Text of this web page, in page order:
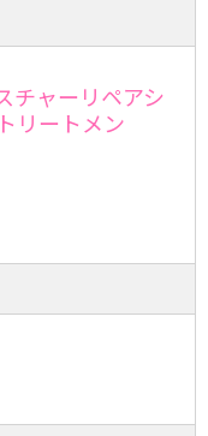
チャーリペアシ
リートメン